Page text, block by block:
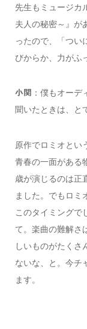
先生もミュージカ
夫人の秘密～』が
ったので、「つい
びからか、力がふ
小関 ：僕もオー
聞いたときは、と
原作でロミオとい
青春の一面がある
歳が演じるのは正
ました。でもロミ
このタイミングで
て。楽曲の難解さ
しいものがたくさ
ないな、と。今チ
ます。